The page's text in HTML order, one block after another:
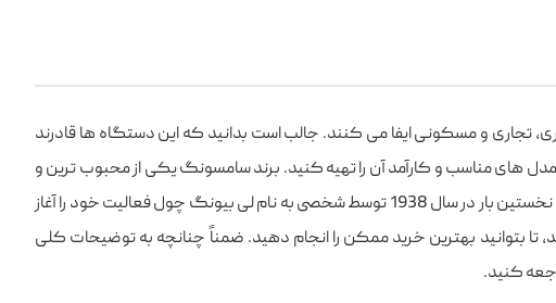
تجاری و مسکونی ایفا می کنند. جالب است بدانید که این دستگاه ها قادرند
های مناسب و کارآمد آن را تهیه کنید. برند سامسونگ یکی از محبوب ترین و
معروف ترین شرکت های تولید کننده لوازم خانگی است و کیفیت محصولات ساخته شده توسط آن بر کسی پوشیده نیست. این شرکت نخستین بار در سال 1938 توسط شخصی به نام لی بیونگ چول فعالیت خود را آغاز
بتوانید بهترین خرید ممکن را انجام دهید. ضمناً چنانچه به توضیحات کلی
کنید.